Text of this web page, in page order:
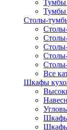
Тумбы
Тумбы
Столы-
Все
Шкафы